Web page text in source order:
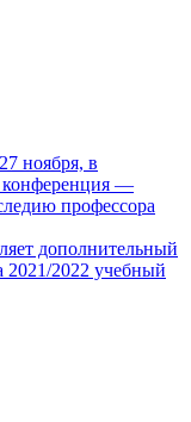
ноября, в
конференция —
профессора
дополнительный
2021/2022 учебный